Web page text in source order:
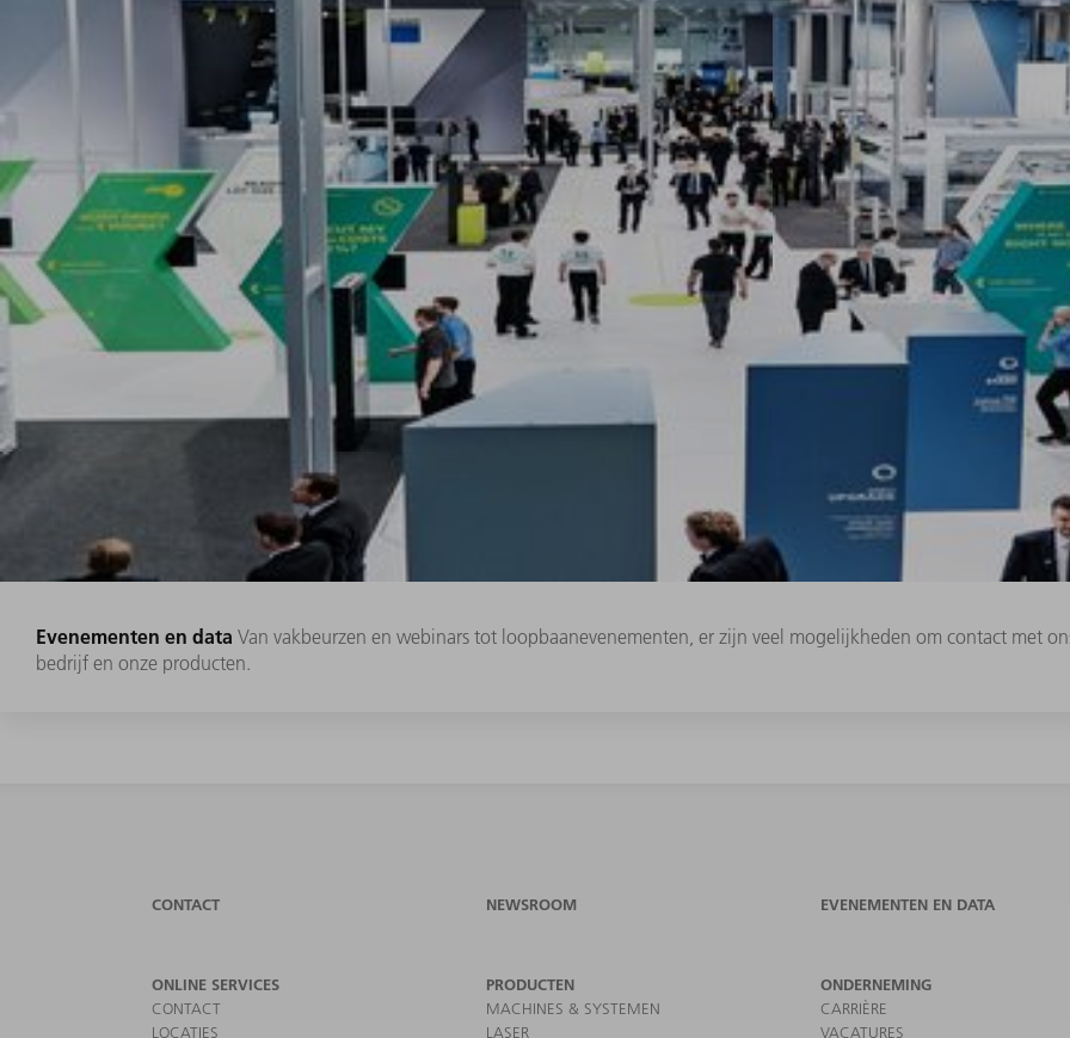
Evenementen en data Van vakbeurzen en webinars tot loopbaanevenementen, er zijn veel mogelijkheden om contact met
bedrijf en onze producten.
CONTACT NEWSROOM EVENEMENTEN EN DATA
ONLINE SERVICES
CONTACT
LOCATIES
PRODUCTEN
MACHINES & SYSTEMEN
LASER
ONDERNEMING
CARRIÈRE
VACATURES